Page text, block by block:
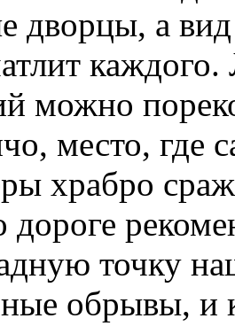
дворцы, а
можно
место, где
храбро
точку
обрывы, и